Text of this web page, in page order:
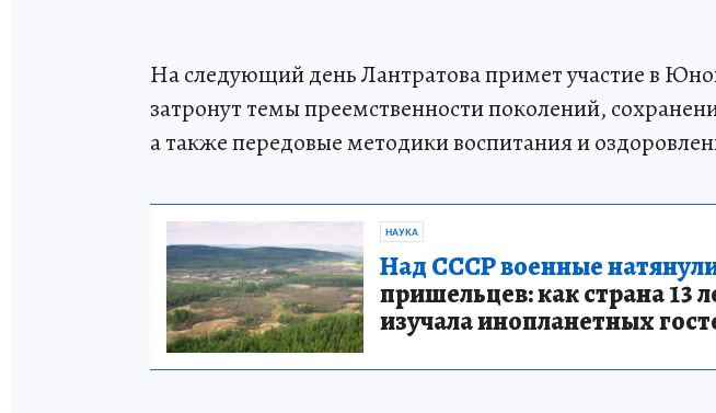
На следующий день Лантратова примет участие в
затронут темы преемственности поколений,
а также передовые методики воспитания и
НАУКА
Над СССР военные
пришельцев: как страна 13
изучала инопланетных